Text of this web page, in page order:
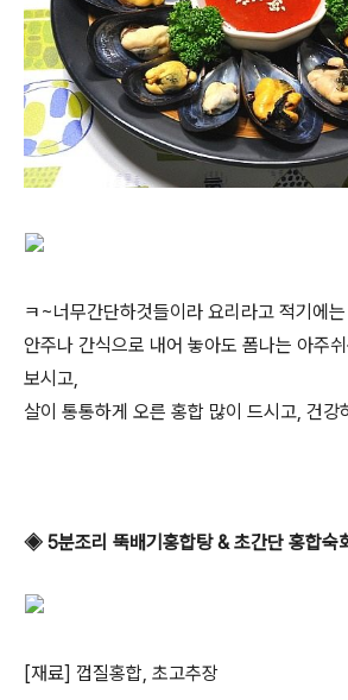
ㅋ~너무간단하것들이라 요리라고 적기에
안주나 간식으로 내어 놓아도 폼나는 아주
보시고,
살이 통통하게 오른 홍합 많이 드시고, 건강
◈ 5분조리 뚝배기홍합탕 & 초간단 홍합
[재료] 껍질홍합, 초고추장